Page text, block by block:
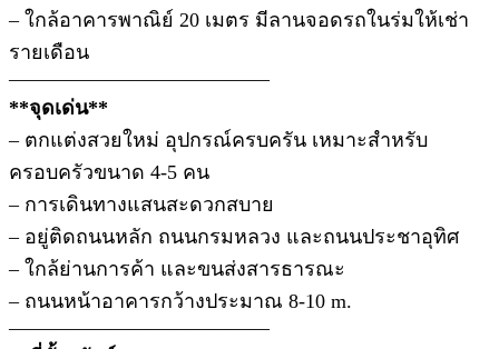
– ใกล้อาคารพาณิย์ 20 เมตร มีลานจอดรถในร่มให้เช่า
รายเดือน
—————————————
**จุดเด่น**
– ตกแต่งสวยใหม่ อุปกรณ์ครบครัน เหมาะสำหรับ
ครอบครัวขนาด 4-5 คน
– การเดินทางแสนสะดวกสบาย
– อยู่ติดถนนหลัก ถนนกรมหลวง และถนนประชาอุทิศ
– ใกล้ย่านการค้า และขนส่งสารธารณะ
– ถนนหน้าอาคารกว้างประมาณ 8-10 m.
—————————————